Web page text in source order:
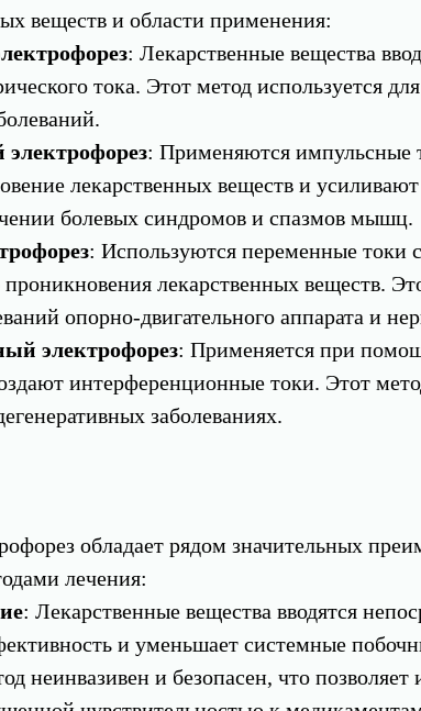
веществ и области применения:
: Лекарственные вещества
тока. Этот метод используется
: Применяются импульсные
лекарственных веществ и
болевых синдромов и спазмов мышц.
: Используются переменные токи
проникновения лекарственных веществ.
опорно-двигательного аппарата и
электрофорез: Применяется при
интерференционные токи. Этот
заболеваниях.
обладает рядом значительных
лечения:
: Лекарственные вещества вводятся
и уменьшает системные
неинвазивен и безопасен, что позволяет